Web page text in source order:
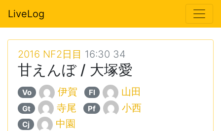
LiveLog
2016 NF2日目 16:30 34
甘えんぼ / 大塚愛
Vo 伊賀 Fl 山田
Gt 寺尾 Pf 小西
Cj 中園